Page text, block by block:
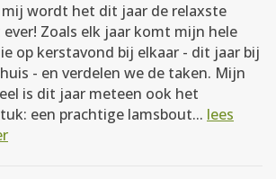
wordt het dit jaar de relaxste
ever! Zoals elk jaar komt mijn hele
op kerstavond bij elkaar - dit jaar bij
- en verdelen we de taken. Mijn
is dit jaar meteen ook het
een prachtige lamsbout... lees